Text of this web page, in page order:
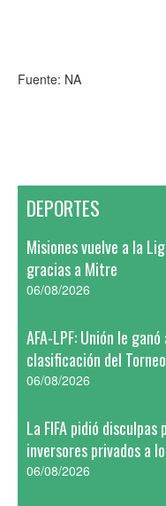
Fuente: NA
DEPORTES
Misiones vuelve a la
gracias a Mitre
06/08/2026
AFA-LPF: Unión le
clasificación del
06/08/2026
La FIFA pidió
inversores privados a
06/08/2026